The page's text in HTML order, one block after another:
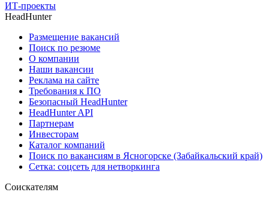
ИТ-проекты
HeadHunter
Размещение вакансий
Поиск по резюме
О компании
Наши вакансии
Реклама на сайте
Требования к ПО
Безопасный HeadHunter
HeadHunter API
Партнерам
Инвесторам
Каталог компаний
Поиск по вакансиям в Ясногорске (Забайкальский край)
Сетка: соцсеть для нетворкинга
Соискателям